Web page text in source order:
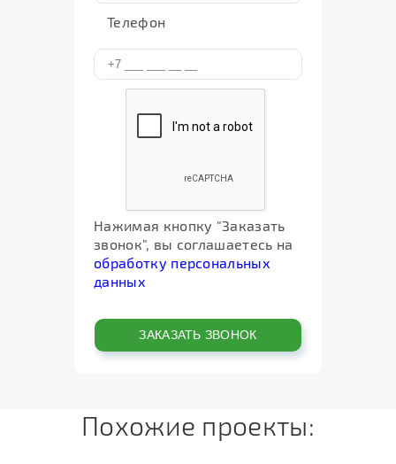
Телефон
Нажимая кнопку "Заказать
звонок", вы соглашаетесь на
обработку персональных
данных
Похожие проекты: